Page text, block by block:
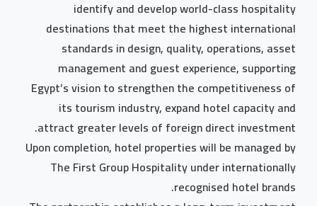
identify and develop world-class hospitality
destinations that meet the highest international
standards in design, quality, operations, asset
management and guest experience, supporting
Egypt’s vision to strengthen the competitiveness of
its tourism industry, expand hotel capacity and
attract greater levels of foreign direct investment.
Upon completion, hotel properties will be managed by
The First Group Hospitality under internationally
recognised hotel brands.